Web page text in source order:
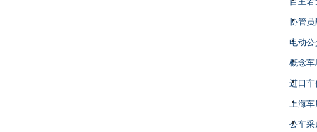
协管员
电动
概念车
进口车
上海
公车采